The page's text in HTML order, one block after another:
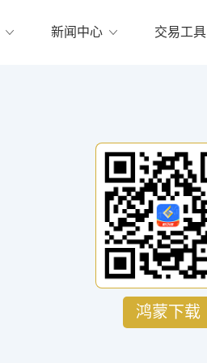
新闻中心 交易工具
鸿蒙下载